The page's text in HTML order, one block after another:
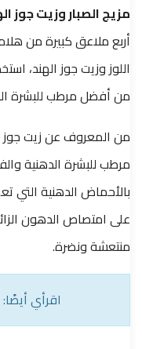
مزيج الصبار وزيت جوز
أربع ملاعق كبيرة من
اللوز وزيت جوز الهند،
من أفضل مرطب للبشرة
من المعروف عن زيت جوز
مرطب للبشرة الدهنية
بالأحماض الدهنية التي
على امتصاص الدهون
منتعشة ونضرة.
اقرأي أيضًا: